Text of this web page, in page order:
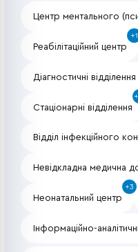
Центр ментального
Реабілітаційний центр
+1
Діагностичні
Стаціонарні відділення
Відділ інфекційного
Невідкладна медична
Неонатальний центр
+3
Інформаційно-